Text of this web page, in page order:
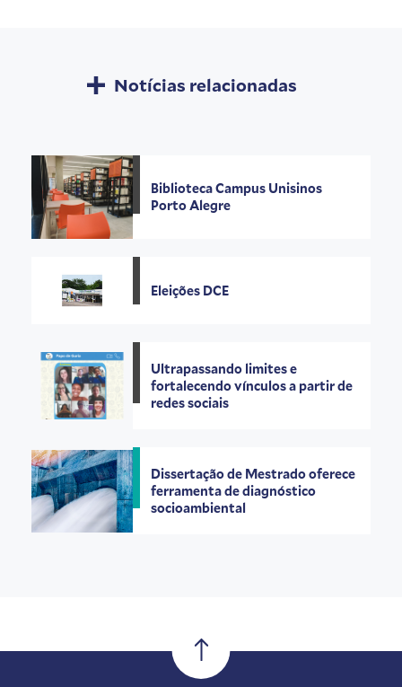
Notícias relacionadas
Biblioteca Campus Unisinos
Porto Alegre
Eleições DCE
Ultrapassando limites e
fortalecendo vínculos a partir de
redes sociais
Dissertação de Mestrado oferece
ferramenta de diagnóstico
socioambiental